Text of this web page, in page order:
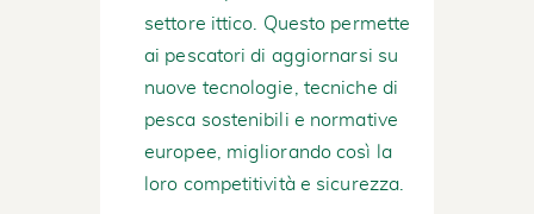
settore ittico. Questo permette
ai pescatori di aggiornarsi su
nuove tecnologie, tecniche di
pesca sostenibili e normative
europee, migliorando così la
loro competitività e sicurezza.